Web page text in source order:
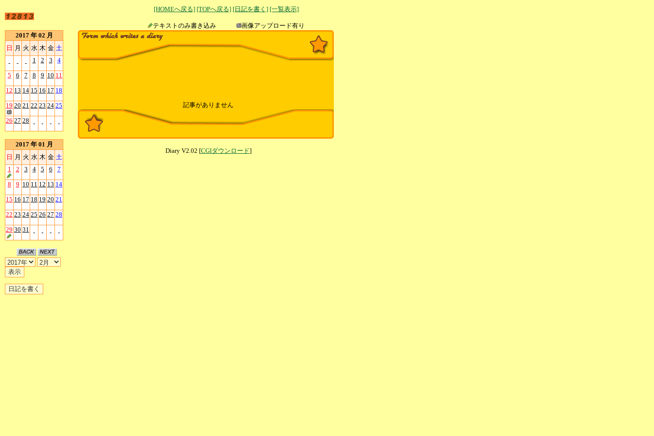
[HOMEへ戻る] [TOPへ戻る] [日記を書く] [一覧表示]
テキストのみ書き込み
画像アップロード有り
2017 年 02 月
日 月 火 水 木 金 土
- - - 1 2 3 4
5 6 7 8 9 10 11
12 13 14 15 16 17 18
19 20 21 22 23 24 25
26 27 28 - - - -
2017 年 01 月
日 月 火 水 木 金 土
1
2 3 4 5 6 7
8 9 10 11 12 13 14
15 16 17 18 19 20 21
22 23 24 25 26 27 28
29 30 31 - - - -
記事がありません
Diary V2.02 [CGIダウンロード]